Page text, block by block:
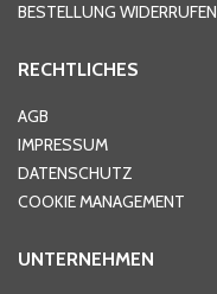
Ort*
Telefon
BESTELLUNG WIDERRUFEN
RECHTLICHES
AGB
IMPRESSUM
DATENSCHUTZ
COOKIE MANAGEMENT
UNTERNEHMEN